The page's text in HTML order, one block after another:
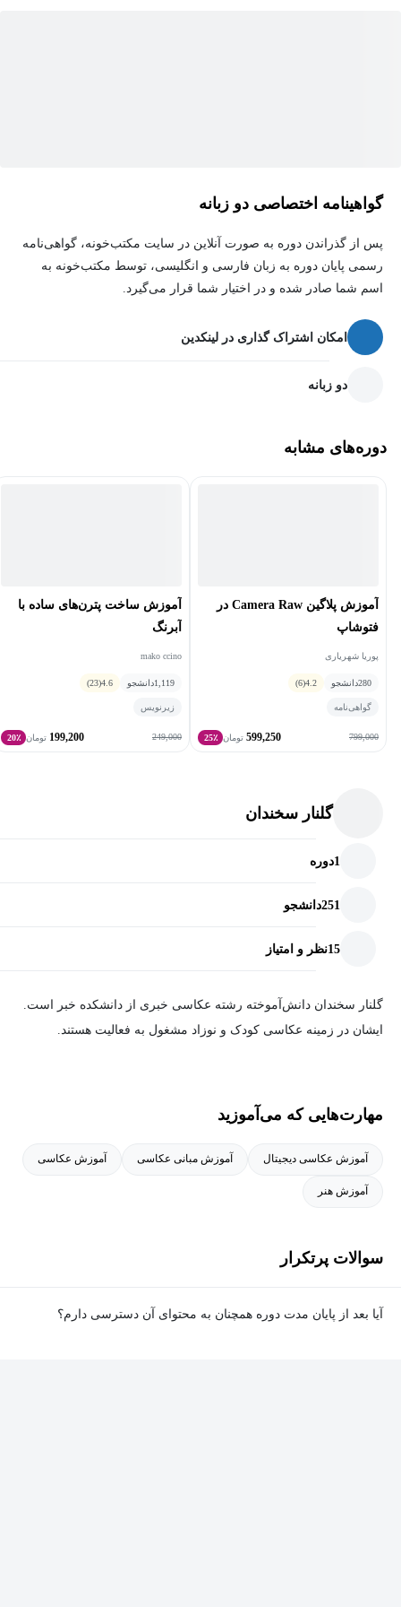
گواهینامه اختصاصی دو زبانه
پس از گذراندن دوره به صورت آنلاین در سایت مکتب‌خونه، گواهی‌نامه
رسمی پایان دوره به زبان فارسی و انگلیسی، توسط مکتب‌خونه به
اسم شما صادر شده و در اختیار شما قرار می‌گیرد.
امکان اشتراک گذاری در لینکدین
دو زبانه
دوره‌های مشابه
آموزش پلاگین Camera Raw در
فتوشاپ
پوریا شهریاری
280دانشجو 4.2
(6)
گواهی‌نامه
799,000
599,250 تومان 25٪
آموزش ساخت پترن‌های ساده با
آبرنگ
mako ccino
1,119دانشجو 4.6
(23)
زیرنویس
249,000
199,200 تومان 20٪
گلنار سخندان
1دوره
251دانشجو
15نظر و امتیاز
گلنار سخندان دانش‌آموخته رشته عکاسی خبری از دانشکده خبر است.
ایشان در زمینه عکاسی کودک و نوزاد مشغول به فعالیت هستند.
مهارت‌هایی که می‌آموزید
آموزش عکاسی دیجیتال آموزش مبانی عکاسی آموزش عکاسی
آموزش هنر
سوالات پرتکرار
آیا بعد از پایان مدت دوره همچنان به محتوای آن دسترسی دارم؟